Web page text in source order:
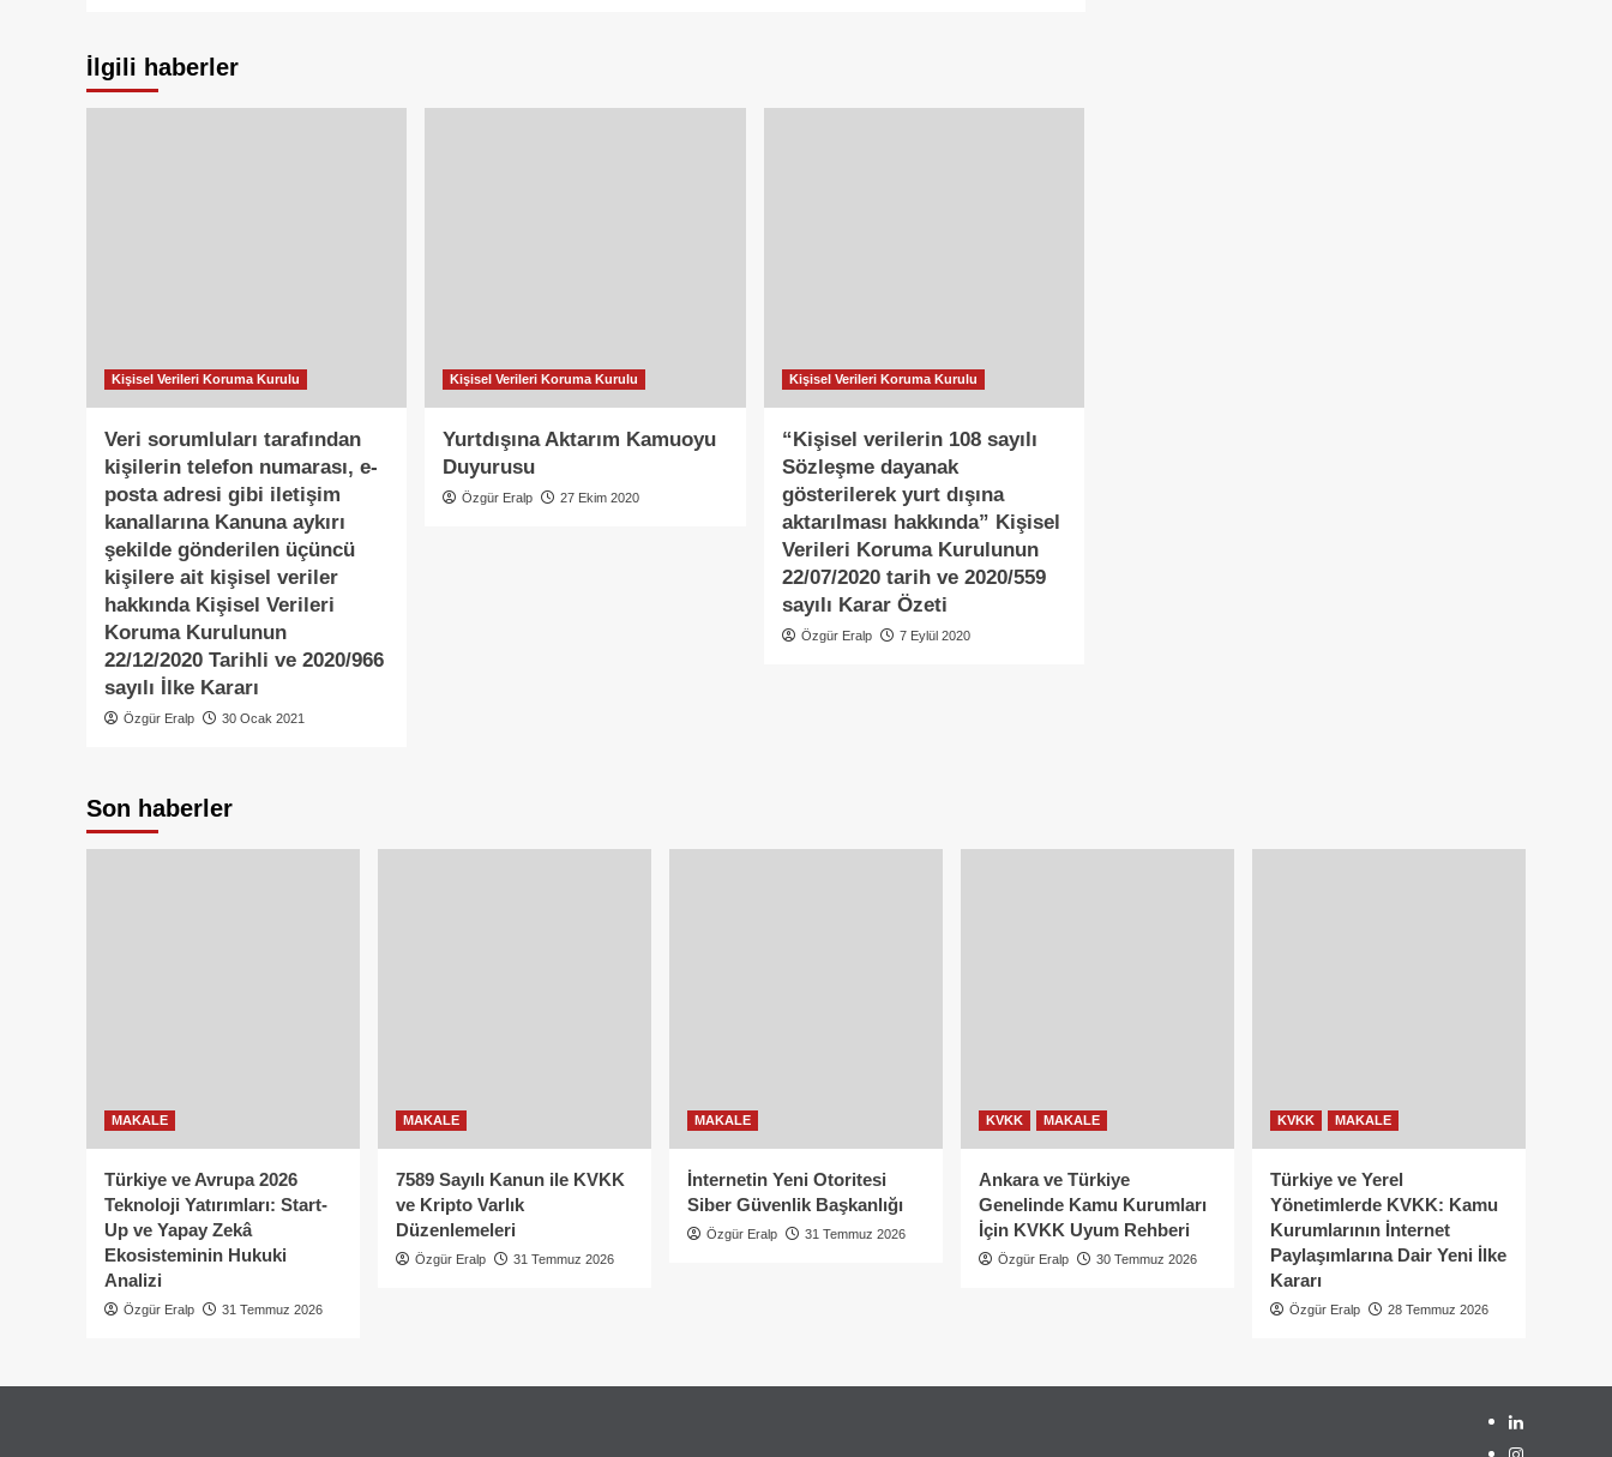
İlgili haberler
Kişisel Verileri Koruma Kurulu
Veri sorumluları tarafından
kişilerin telefon numarası, e-
posta adresi gibi iletişim
kanallarına Kanuna aykırı
şekilde gönderilen üçüncü
kişilere ait kişisel veriler
hakkında Kişisel Verileri
Koruma Kurulunun
22/12/2020 Tarihli ve 2020/966
sayılı İlke Kararı
Özgür Eralp 30 Ocak 2021
Kişisel Verileri Koruma Kurulu
Yurtdışına Aktarım Kamuoyu
Duyurusu
Özgür Eralp 27 Ekim 2020
Kişisel Verileri Koruma Kurulu
“Kişisel verilerin 108 sayılı
Sözleşme dayanak
gösterilerek yurt dışına
aktarılması hakkında” Kişisel
Verileri Koruma Kurulunun
22/07/2020 tarih ve 2020/559
sayılı Karar Özeti
Özgür Eralp 7 Eylül 2020
Son haberler
MAKALE
Türkiye ve Avrupa 2026
Teknoloji Yatırımları: Start-
Up ve Yapay Zekâ
Ekosisteminin Hukuki
Analizi
Özgür Eralp 31 Temmuz 2026
MAKALE
7589 Sayılı Kanun ile KVKK
ve Kripto Varlık
Düzenlemeleri
Özgür Eralp 31 Temmuz 2026
MAKALE
İnternetin Yeni Otoritesi
Siber Güvenlik Başkanlığı
Özgür Eralp 31 Temmuz 2026
KVKK MAKALE
Ankara ve Türkiye
Genelinde Kamu Kurumları
İçin KVKK Uyum Rehberi
Özgür Eralp 30 Temmuz 2026
KVKK MAKALE
Türkiye ve Yerel
Yönetimlerde KVKK: Kamu
Kurumlarının İnternet
Paylaşımlarına Dair Yeni İlke
Kararı
Özgür Eralp 28 Temmuz 2026
linkedin
instagram